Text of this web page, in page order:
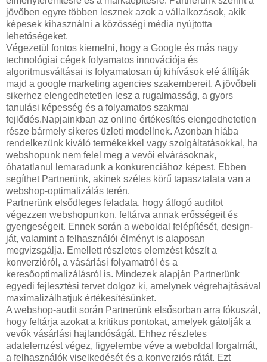
jövőben egyre többen lesznek azok a vállalkozások, akik
képesek kihasználni a közösségi média nyújtotta
lehetőségeket.
Végezetül fontos kiemelni, hogy a Google és más nagy
technológiai cégek folyamatos innovációja és
algoritmusváltásai is folyamatosan új kihívások elé állítják
majd a google marketing agencies szakembereit. A jövőbeli
sikerhez elengedhetetlen lesz a rugalmasság, a gyors
tanulási képesség és a folyamatos szakmai
fejlődés.Napjainkban az online értékesítés elengedhetetlen
része bármely sikeres üzleti modellnek. Azonban hiába
rendelkezünk kiváló termékekkel vagy szolgáltatásokkal, ha
webshopunk nem felel meg a vevői elvárásoknak,
óhatatlanul lemaradunk a konkurenciához képest. Ebben
segíthet Partnerünk, akinek széles körű tapasztalata van a
webshop-optimalizálás terén.
Partnerünk elsődleges feladata, hogy átfogó auditot
végezzen webshopunkon, feltárva annak erősségeit és
gyengeségeit. Ennek során a weboldal felépítését, design-
ját, valamint a felhasználói élményt is alaposan
megvizsgálja. Emellett részletes elemzést készít a
konverzióról, a vásárlási folyamatról és a
keresőoptimalizálásról is. Mindezek alapján Partnerünk
egyedi fejlesztési tervet dolgoz ki, amelynek végrehajtásával
maximalizálhatjuk értékesítésünket.
A webshop-audit során Partnerünk elsősorban arra fókuszál,
hogy feltárja azokat a kritikus pontokat, amelyek gátolják a
vevők vásárlási hajlandóságát. Ehhez részletes
adatelemzést végez, figyelembe véve a weboldal forgalmát,
a felhasználók viselkedését és a konverziós rátát. Ezt